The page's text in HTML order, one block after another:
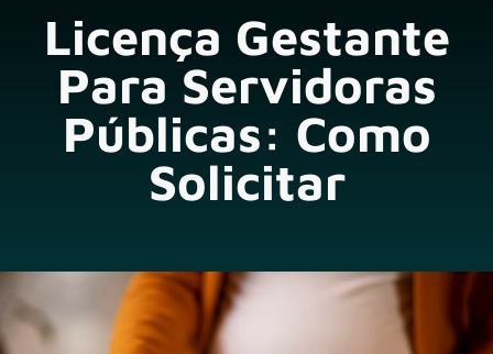
Licença Gestante
Para Servidoras
Públicas: Como
Solicitar